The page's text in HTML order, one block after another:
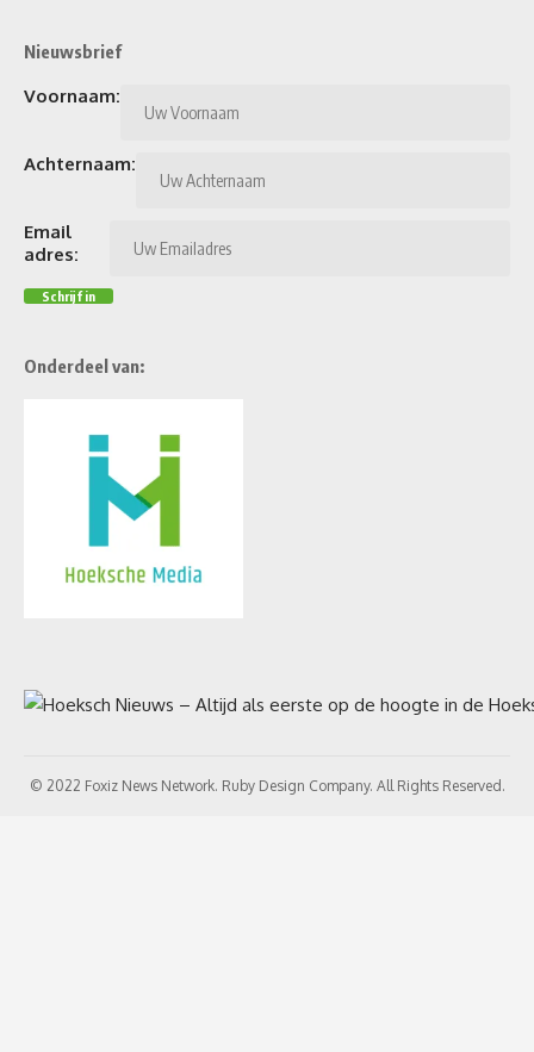
Nieuwsbrief
Voornaam:
Achternaam:
Email
adres:
Onderdeel van:
© 2022 Foxiz News Network. Ruby Design Company. All Rights Reserved.